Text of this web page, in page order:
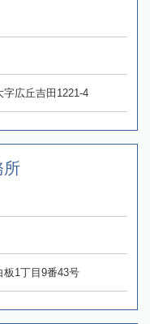
広丘吉田1221-4
所
板1丁目9番43号